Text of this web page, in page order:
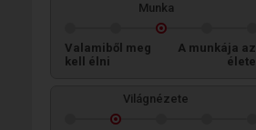
Munka
Valamiből meg
kell élni
A munkája az
élete
Világnézete